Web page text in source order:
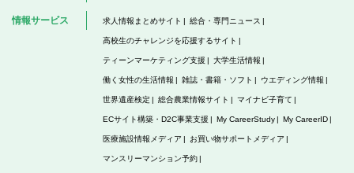
情報サービス 求人情報まとめサイト 総合・専門ニュース
高校生のチャレンジを応援するサイト
ティーンマーケティング支援 大学生活情報
働く女性の生活情報 雑誌・書籍・ソフト ウエディング情報
世界遺産検定 総合農業情報サイト マイナビ子育て
ECサイト構築・D2C事業支援 My CareerStudy My CareerID
医療施設情報メディア お買い物サポートメディア
マンスリーマンション予約